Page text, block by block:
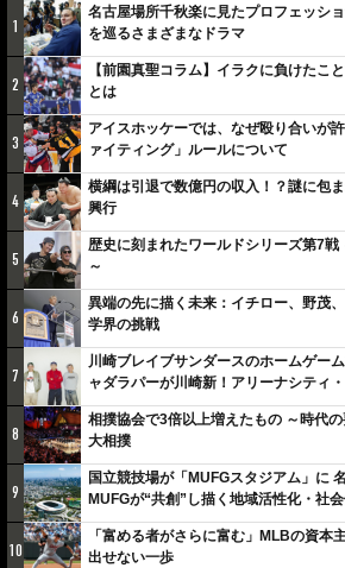
1
名古屋場所千秋楽に見たプロフェッシ
を巡るさまざまなドラマ
2
【前園真聖コラム】イラクに負けたこ
とは
3
アイスホッケーでは、なぜ殴り合いが
ァイティング」ルールについて
4
横綱は引退で数億円の収入！？謎に包
興行
5
歴史に刻まれたワールドシリーズ第7戦
～
6
異端の先に描く未来：イチロー、野茂
学界の挑戦
7
川崎ブレイブサンダースのホームゲー
ャダラパーが川崎新！アリーナシティ
しみでしかないでしょ。川崎は、ずっ
8
相撲協会で3倍以上増えたもの ～時代
大相撲
9
国立競技場が「MUFGスタジアム」に
MUFGが“共創”し描く地域活性化・社
10
「富める者がさらに富む」MLBの資本
出せない一歩